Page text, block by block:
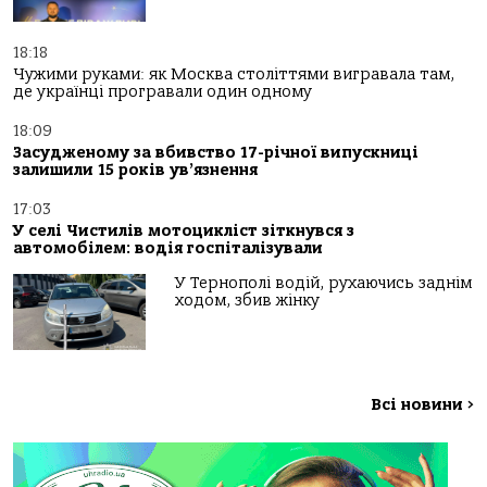
18:18
Чужими руками: як Москва століттями вигравала там,
де українці програвали один одному
18:09
Засудженому за вбивство 17-річної випускниці
залишили 15 років ув’язнення
17:03
У селі Чистилів мотоцикліст зіткнувся з
автомобілем: водія госпіталізували
У Тернополі водій, рухаючись заднім
ходом, збив жінку
Всі новини >